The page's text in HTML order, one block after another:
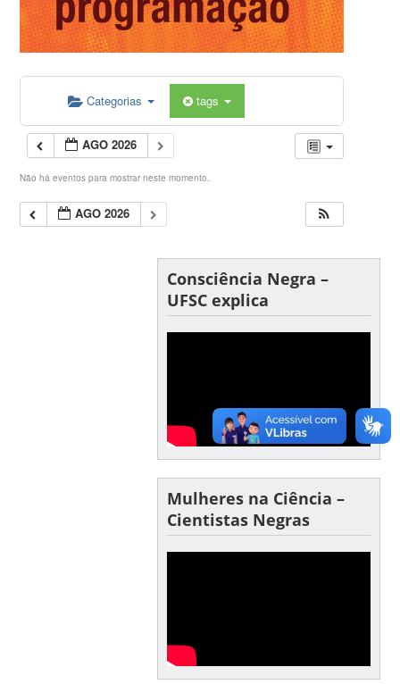
Categorias tags
AGO 2026
Não há eventos para mostrar neste momento.
AGO 2026
Consciência Negra –
UFSC explica
Mulheres na Ciência –
Cientistas Negras